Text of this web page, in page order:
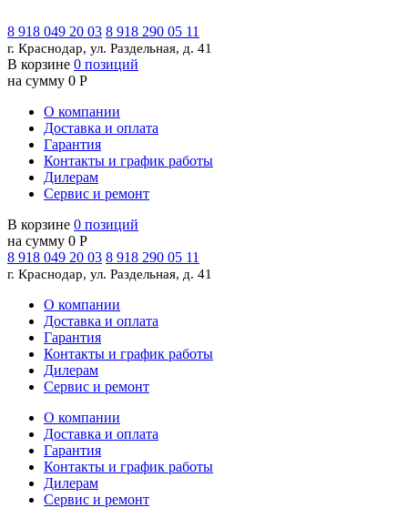
8 918 049 20 03 8 918 290 05 11
г. Краснодар, ул. Раздельная, д. 41
В корзине 0 позиций
на сумму 0 Р
О компании
Доставка и оплата
Гарантия
Контакты и график работы
Дилерам
Сервис и ремонт
В корзине 0 позиций
на сумму 0 Р
8 918 049 20 03 8 918 290 05 11
г. Краснодар, ул. Раздельная, д. 41
О компании
Доставка и оплата
Гарантия
Контакты и график работы
Дилерам
Сервис и ремонт
О компании
Доставка и оплата
Гарантия
Контакты и график работы
Дилерам
Сервис и ремонт